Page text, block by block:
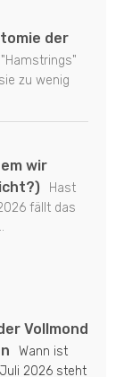
der
zu wenig
wir
Hast
fällt das
Vollmond
Wann ist
2026 steht